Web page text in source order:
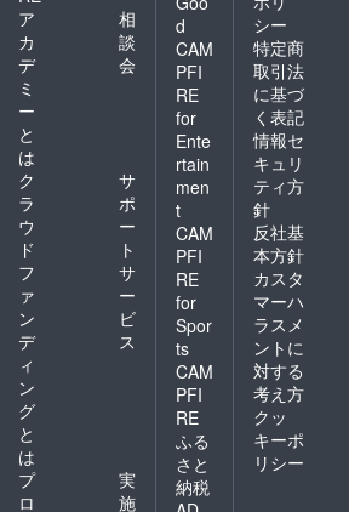
ア
カ
デ
ミ
ー
と
は
相
談
会
ク
ラ
ウ
ド
フ
ァ
ン
デ
ィ
ン
グ
と
は
サ
ポ
ー
ト
サ
ー
ビ
ス
プ
ロ
実
施
d
CAM
PFI
RE
for
Ente
rtain
men
t
CAM
PFI
RE
for
Spor
ts
CAM
PFI
RE
ふる
さと
納税
シー
特定商
取引法
に基づ
く表記
情報セ
キュリ
ティ方
針
反社基
本方針
カスタ
マーハ
ラスメ
ントに
対する
考え方
クッ
キーポ
リシー